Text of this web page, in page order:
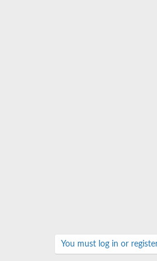
You must log in or